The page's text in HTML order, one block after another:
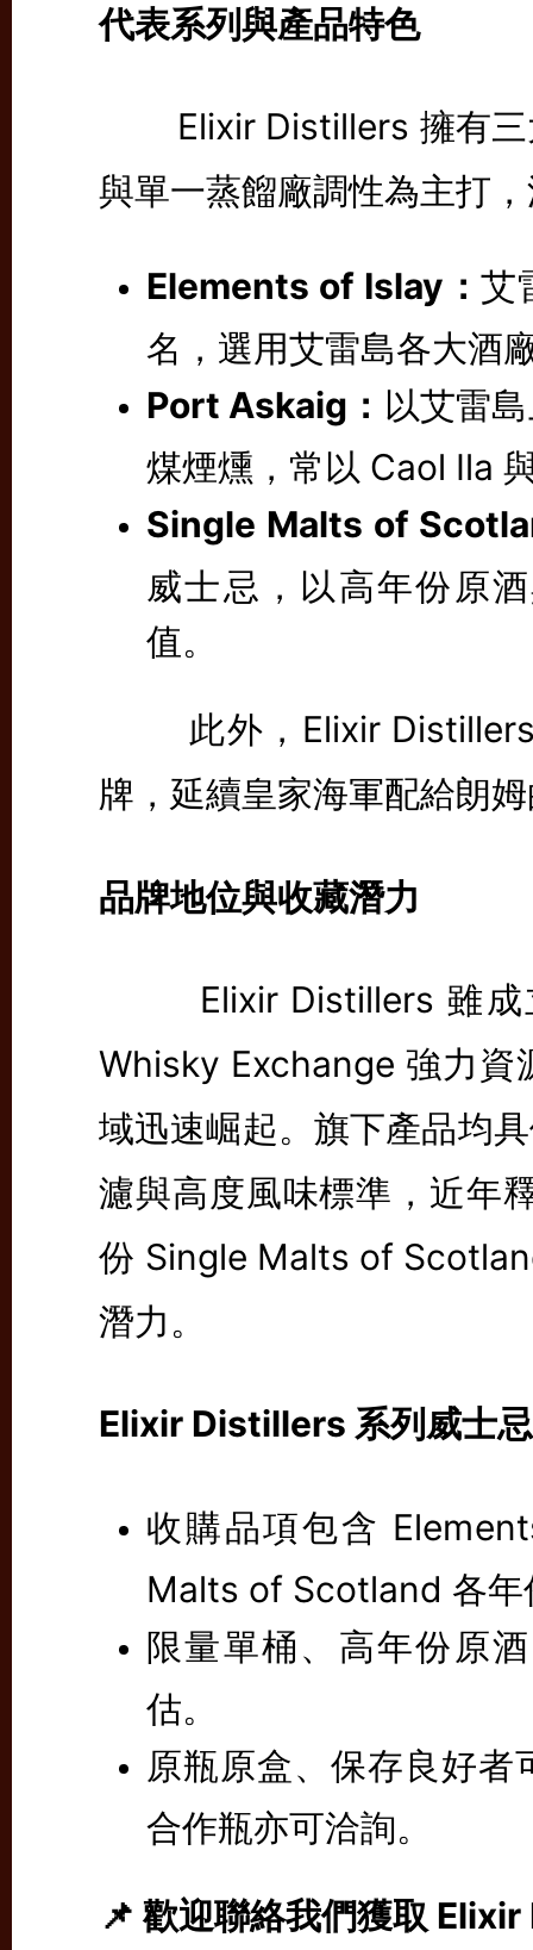
代表系列與產品特色
Elixir Distillers 擁有三
與單一蒸餾廠調性為主打
Elements of Islay：艾
名，選用艾雷島各大酒
Port Askaig： 以艾雷
煤煙燻，常以 Caol Ila
Single Malts of
威士忌，以高年份原
值。
此外，Elixir
牌，延續皇家海軍配給朗
品牌地位與收藏潛力
Elixir Distillers 雖成
Whisky Exchange 強力資
域迅速崛起。旗下產品均
濾與高度風味標準，近年
份 Single Malts of
潛力。
Elixir Distillers 系列威士
收購品項包含
Malts of Scotland 各年
限量單桶、高年份原
估。
原瓶原盒、保存良好
合作瓶亦可洽詢。
📌 歡迎聯絡我們獲取